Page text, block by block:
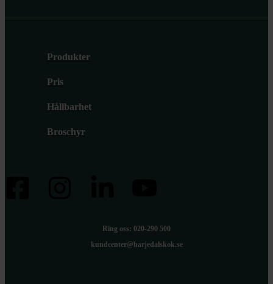
Produkter
Pris
Hållbarhet
Broschyr
Ring oss: 020-290 500
kundcenter@harjedalskok.se